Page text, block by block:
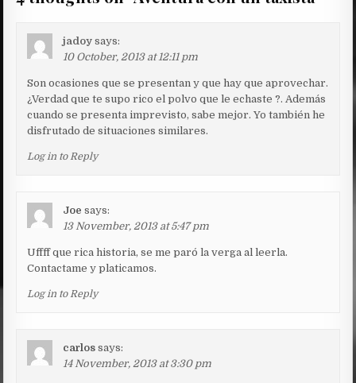
jadoy says:
10 October, 2013 at 12:11 pm
Son ocasiones que se presentan y que hay que aprovechar.
¿Verdad que te supo rico el polvo que le echaste ?. Además
cuando se presenta imprevisto, sabe mejor. Yo también he
disfrutado de situaciones similares.
Log in to Reply
Joe says:
13 November, 2013 at 5:47 pm
Uffff que rica historia, se me paró la verga al leerla.
Contactame y platicamos.
Log in to Reply
carlos says:
14 November, 2013 at 3:30 pm